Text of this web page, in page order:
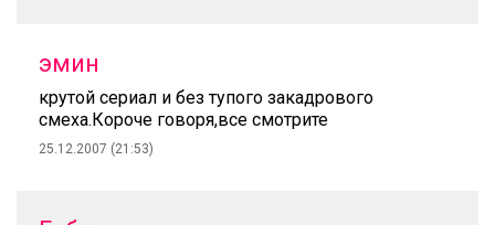
эмин
крутой сериал и без тупого закадрового
смеха.Короче говоря,все смотрите
25.12.2007 (21:53)